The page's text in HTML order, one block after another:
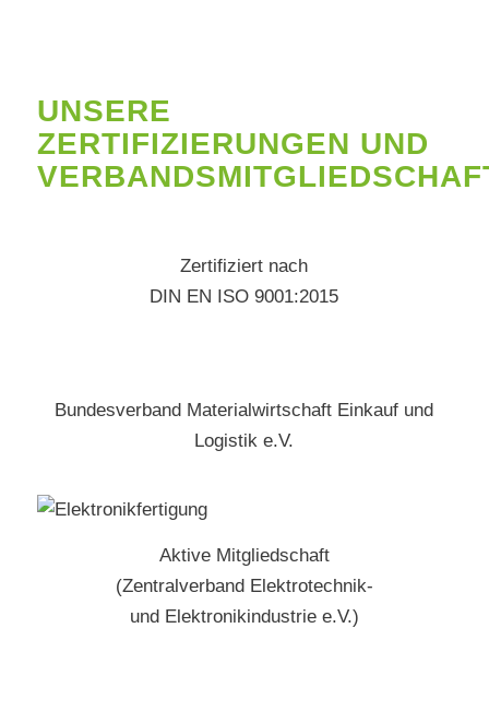
UNSERE
ZERTIFIZIERUNGEN UND
Zertifiziert nach
DIN EN ISO 9001:2015
Bundesverband Materialwirtschaft Einkauf und
Logistik e.V.
Aktive Mitgliedschaft
(Zentralverband Elektrotechnik-
und Elektronikindustrie e.V.)